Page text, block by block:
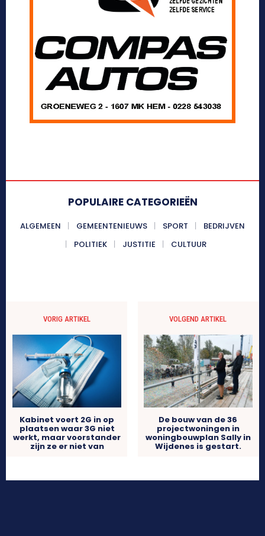
POPULAIRE CATEGORIEËN
ALGEMEEN GEMEENTENIEUWS SPORT
BEDRIJVEN
POLITIEK
JUSTITIE CULTUUR
VORIG ARTIKEL
Kabinet voert 2G in op
plaatsen waar 3G niet
werkt, maar voorstander
zijn ze er niet van
VOLGEND ARTIKEL
De bouw van de 36
projectwoningen in
woningbouwplan Sally in
Wijdenes is gestart.